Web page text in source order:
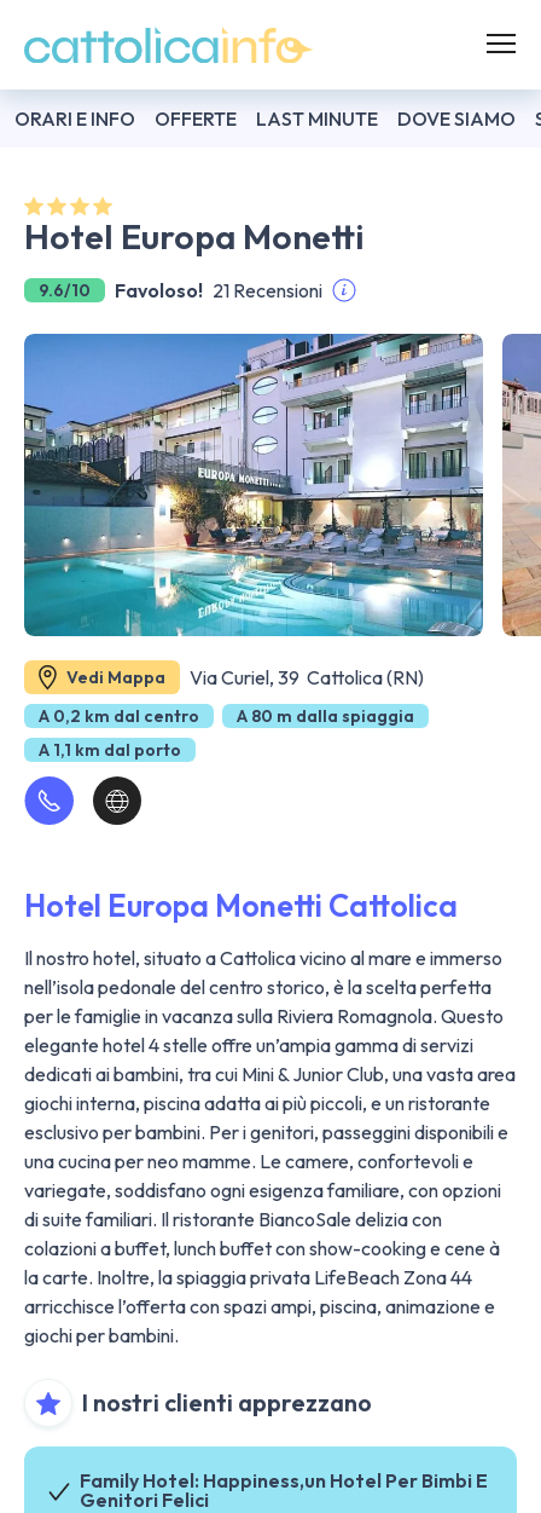
Hotel Europa Monetti
9.6/10 Favoloso! 21 Recensioni
Vedi Mappa Via Curiel, 39 Cattolica (RN)
A 0,2 km dal centro
A 80 m dalla spiaggia
A 1,1 km dal porto
ORARI E INFO OFFERTE LAST MINUTE DOVE SIAMO
Hotel Europa Monetti Cattolica
Il nostro hotel, situato a Cattolica vicino al mare e immerso
nell’isola pedonale del centro storico, è la scelta perfetta
per le famiglie in vacanza sulla Riviera Romagnola. Questo
elegante hotel 4 stelle offre un’ampia gamma di servizi
dedicati ai bambini, tra cui Mini & Junior Club, una vasta area
giochi interna, piscina adatta ai più piccoli, e un ristorante
esclusivo per bambini. Per i genitori, passeggini disponibili e
una cucina per neo mamme. Le camere, confortevoli e
variegate, soddisfano ogni esigenza familiare, con opzioni
di suite familiari. Il ristorante BiancoSale delizia con
colazioni a buffet, lunch buffet con show-cooking e cene à
la carte. Inoltre, la spiaggia privata LifeBeach Zona 44
arricchisce l’offerta con spazi ampi, piscina, animazione e
giochi per bambini.
I nostri clienti apprezzano
Family Hotel: Happiness,un Hotel Per Bimbi E
Genitori Felici